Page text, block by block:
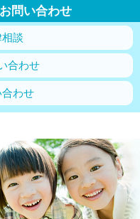
問い合わせ
相談
合わせ
わせ